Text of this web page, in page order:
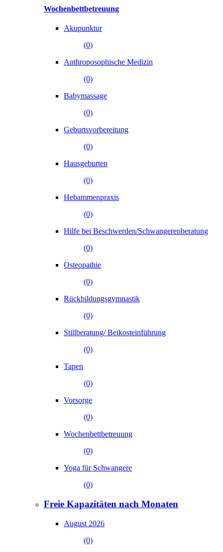
Wochenbettbetreuung
Akupunktur
(0)
Anthroposophische Medizin
(0)
Babymassage
(0)
Geburtsvorbereitung
(0)
Hausgeburten
(0)
Hebammenpraxis
(0)
Hilfe bei Beschwerden/Schwangerenberatung
(0)
Osteopathie
(0)
Rückbildungsgymnastik
(0)
Stillberatung/ Beikosteinführung
(0)
Tapen
(0)
Vorsorge
(0)
Wochenbettbetreuung
(0)
Yoga für Schwangere
(0)
Freie Kapazitäten nach Monaten
August 2026
(0)